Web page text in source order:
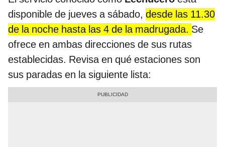
disponible de jueves a sábado, desde las 11.30
de la noche hasta las 4 de la madrugada. Se
ofrece en ambas direcciones de sus rutas
establecidas. Revisa en qué estaciones son
sus paradas en la siguiente lista: